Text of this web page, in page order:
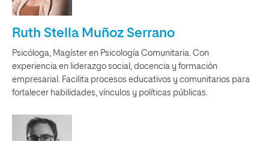
Ruth Stella Muñoz Serrano
Psicóloga, Magíster en Psicología Comunitaria. Con
experiencia en liderazgo social, docencia y formación
empresarial. Facilita procesos educativos y comunitarios para
fortalecer habilidades, vínculos y políticas públicas.